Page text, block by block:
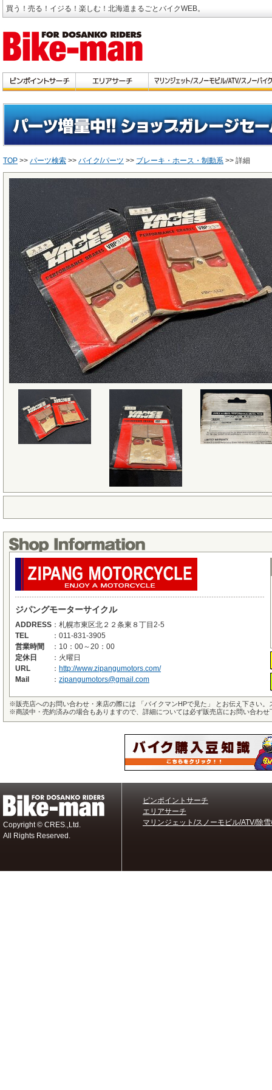
買う！売る！イジる！楽しむ！北海道まるごとバイクWEB。
TOP >> パーツ検索 >> バイク/パーツ >> ブレーキ・ホース・制動系 >> 詳細
ジパングモーターサイクル
ADDRESS ： 札幌市東区北２２条東８丁目2-5
TEL
： 011-831-3905
営業時間
： 10：00～20：00
定休日
： 火曜日
URL
： http://www.zipangumotors.com/
Mail
： zipangumotors@gmail.com
※販売店へのお問い合わせ・来店の際には 「バイクマンHPで見た」 とお伝え下さい
※商談中・売約済みの場合もありますので、詳細については必ず販売店にお問い合わせ
Copyright © CRES.,Ltd.
All Rights Reserved.
ピンポイントサーチ
エリアサーチ
マリンジェット/スノーモビル/ATV/除